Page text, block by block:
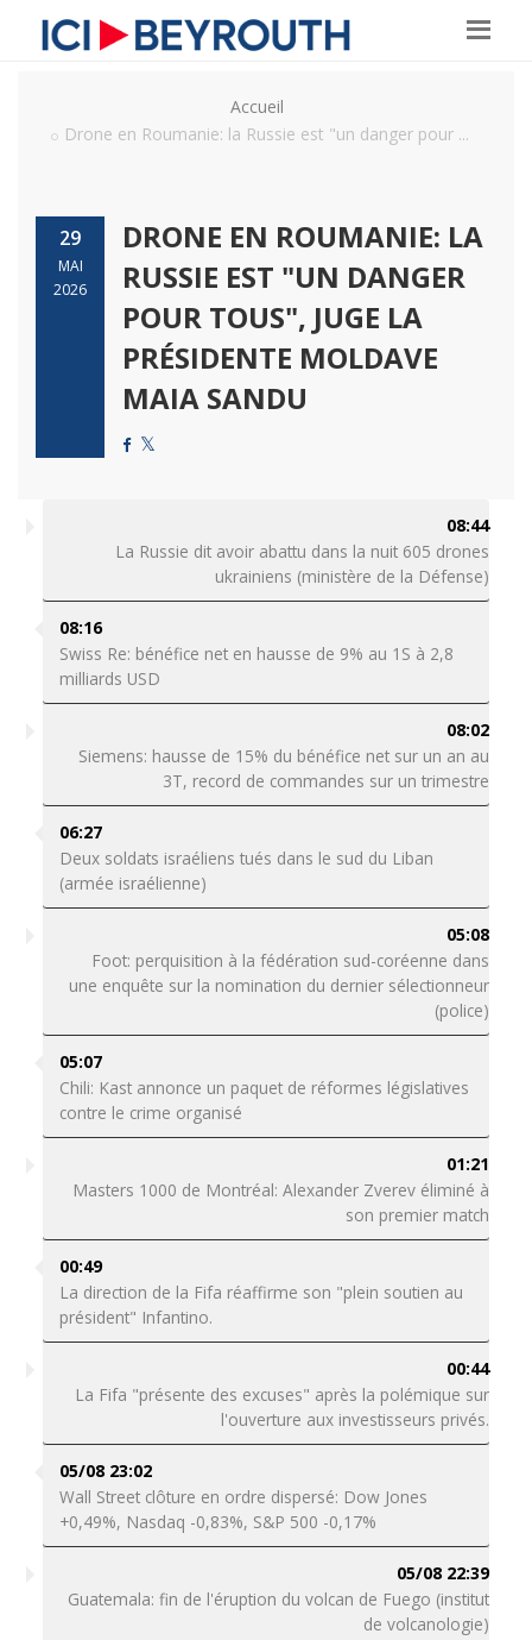
Accueil
Drone en Roumanie: la Russie est "un danger pour ...
29
MAI
2026
DRONE EN ROUMANIE: LA
RUSSIE EST "UN DANGER
POUR TOUS", JUGE LA
PRÉSIDENTE MOLDAVE
MAIA SANDU
08:44
La Russie dit avoir abattu dans la nuit 605 drones
ukrainiens (ministère de la Défense)
08:16
Swiss Re: bénéfice net en hausse de 9% au 1S à 2,8
milliards USD
08:02
Siemens: hausse de 15% du bénéfice net sur un an au
3T, record de commandes sur un trimestre
06:27
Deux soldats israéliens tués dans le sud du Liban
(armée israélienne)
05:08
Foot: perquisition à la fédération sud-coréenne dans
une enquête sur la nomination du dernier sélectionneur
(police)
05:07
Chili: Kast annonce un paquet de réformes législatives
contre le crime organisé
01:21
Masters 1000 de Montréal: Alexander Zverev éliminé à
son premier match
00:49
La direction de la Fifa réaffirme son "plein soutien au
président" Infantino.
00:44
La Fifa "présente des excuses" après la polémique sur
l'ouverture aux investisseurs privés.
05/08 23:02
Wall Street clôture en ordre dispersé: Dow Jones
+0,49%, Nasdaq -0,83%, S&P 500 -0,17%
05/08 22:39
Guatemala: fin de l'éruption du volcan de Fuego (institut
de volcanologie)